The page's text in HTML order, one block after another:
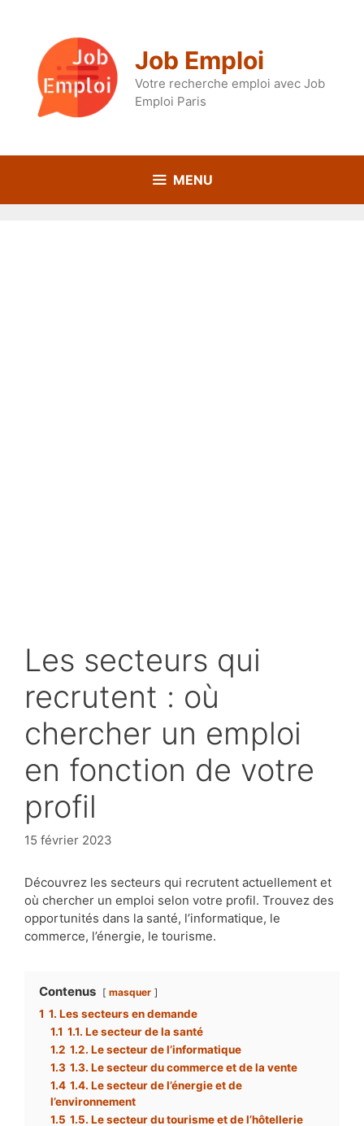
Job Emploi
Votre recherche emploi avec Job
Emploi Paris
MENU
Les secteurs qui
recrutent : où
chercher un emploi
en fonction de votre
profil
15 février 2023
Découvrez les secteurs qui recrutent actuellement et
où chercher un emploi selon votre profil. Trouvez des
opportunités dans la santé, l’informatique, le
commerce, l’énergie, le tourisme.
Contenus masquer
1 1. Les secteurs en demande
1.1 1.1. Le secteur de la santé
1.2 1.2. Le secteur de l’informatique
1.3 1.3. Le secteur du commerce et de la vente
1.4 1.4. Le secteur de l’énergie et de
l’environnement
1.5 1.5. Le secteur du tourisme et de l’hôtellerie